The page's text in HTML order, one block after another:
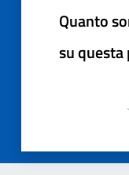
Quanto
su questa